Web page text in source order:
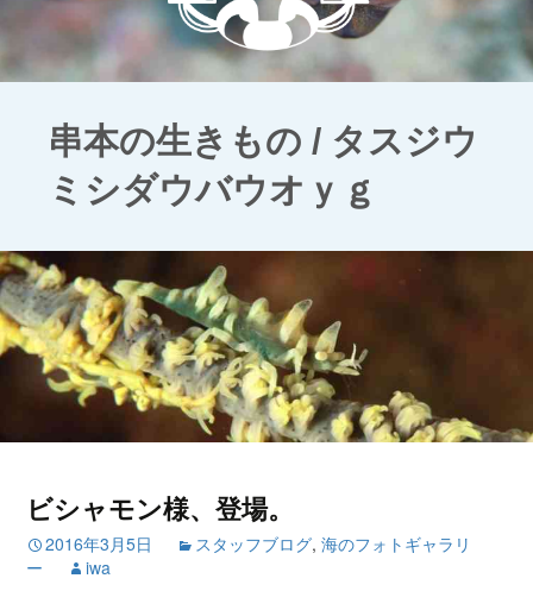
串本の生きもの / タスジウ
ミシダウバウオｙｇ
ビシャモン様、登場。
2016年3月5日 スタッフブログ,海のフォトギャラリ
ー
iwa